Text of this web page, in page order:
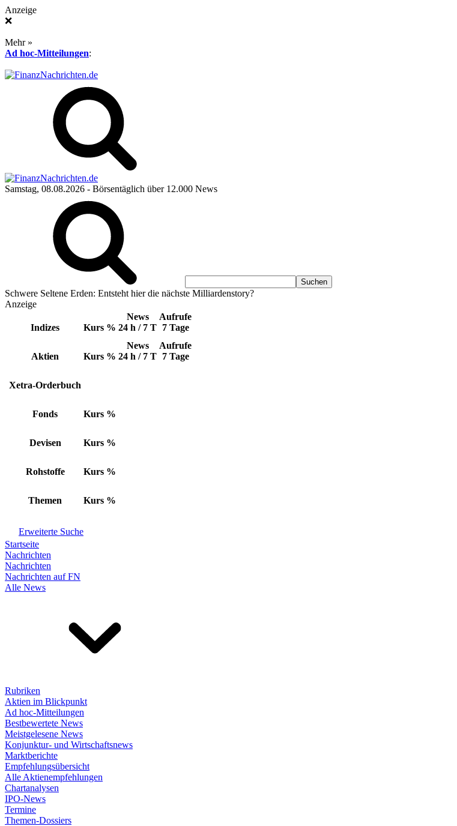
Anzeige
❌
Mehr »
Ad hoc-Mitteilungen:
Samstag, 08.08.2026 - Börsentäglich über 12.000 News
Schwere Seltene Erden: Entsteht hier die nächste Milliardenstory?
Anzeige
Indizes Kurs %
News
24 h / 7 T
Aufrufe
7 Tage
Aktien Kurs %
News
24 h / 7 T
Aufrufe
7 Tage
Xetra-Orderbuch
Fonds Kurs %
Devisen Kurs %
Rohstoffe Kurs %
Themen Kurs %
Erweiterte Suche
Startseite
Nachrichten
Nachrichten
Nachrichten auf FN
Alle News
Rubriken
Aktien im Blickpunkt
Ad hoc-Mitteilungen
Bestbewertete News
Meistgelesene News
Konjunktur- und Wirtschaftsnews
Marktberichte
Empfehlungsübersicht
Alle Aktienempfehlungen
Chartanalysen
IPO-News
Termine
Themen-Dossiers